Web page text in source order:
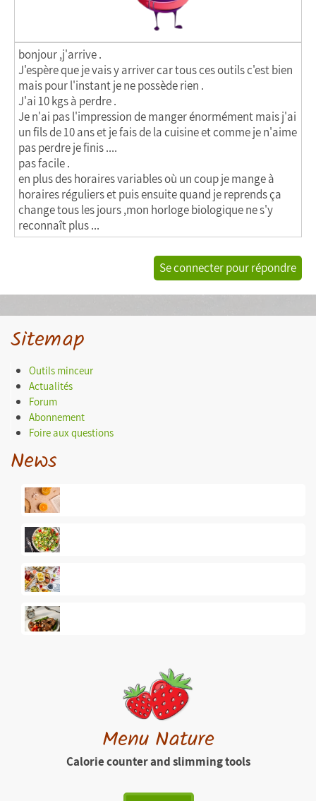
bonjour ,j'arrive .
J'espère que je vais y arriver car tous ces outils c'est bien
mais pour l'instant je ne possède rien .
J'ai 10 kgs à perdre .
Je n'ai pas l'impression de manger énormément mais j'ai
un fils de 10 ans et je fais de la cuisine et comme je n'aime
pas perdre je finis ....
pas facile .
en plus des horaires variables où un coup je mange à
horaires réguliers et puis ensuite quand je reprends ça
change tous les jours ,mon horloge biologique ne s'y
reconnaît plus ...
Se connecter pour répondre
Sitemap
Outils minceur
Actualités
Forum
Abonnement
Foire aux questions
News
Menu Nature
Calorie counter and slimming tools